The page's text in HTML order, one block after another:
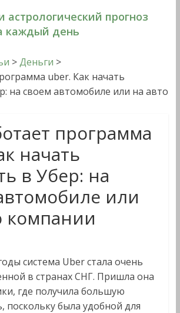
астрологический прогноз
каждый день
>Деньги >
uber. Как начать
на своем автомобиле или на авто
программа
начать
в Убер: на
или
компании
система Uber стала очень
в странах СНГ. Пришла она
где получила большую
поскольку была удобной для